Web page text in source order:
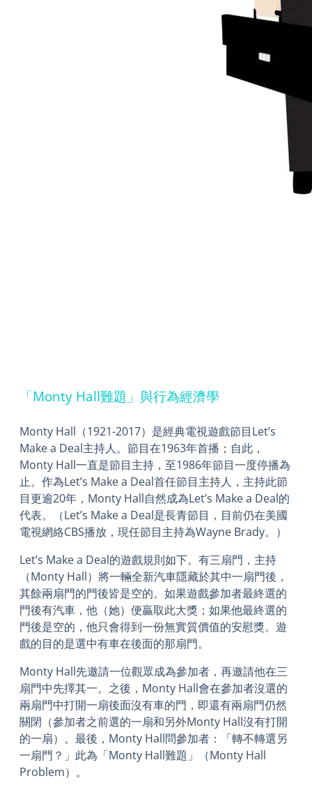
「Monty Hall難題」與行為經濟學
Monty Hall（1921-2017）是經典電視遊戲節目Let’s
Make a Deal主持人。節目在1963年首播；自此，
Monty Hall一直是節目主持，至1986年節目一度停播為
止。作為Let’s Make a Deal首任節目主持人，主持此節
目更逾20年，Monty Hall自然成為Let’s Make a Deal的
代表。（Let’s Make a Deal是長青節目，目前仍在美國
電視網絡CBS播放，現任節目主持為Wayne Brady。）
Let’s Make a Deal的遊戲規則如下。有三扇門，主持
（Monty Hall）將一輛全新汽車隱藏於其中一扇門後，
其餘兩扇門的門後皆是空的。如果遊戲參加者最終選的
門後有汽車，他（她）便贏取此大獎；如果他最終選的
門後是空的，他只會得到一份無實質價值的安慰獎。遊
戲的目的是選中有車在後面的那扇門。
Monty Hall先邀請一位觀眾成為參加者，再邀請他在三
扇門中先擇其一。之後，Monty Hall會在參加者沒選的
兩扇門中打開一扇後面沒有車的門，即還有兩扇門仍然
關閉（參加者之前選的一扇和另外Monty Hall沒有打開
的一扇）。最後，Monty Hall問參加者：「轉不轉選另
一扇門？」此為「Monty Hall難題」（Monty Hall
Problem）。